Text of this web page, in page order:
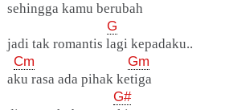
sehingga kamu berubah
G
jadi tak romantis lagi kepadaku..
Cm
Gm
aku rasa ada pihak ketiga
G#